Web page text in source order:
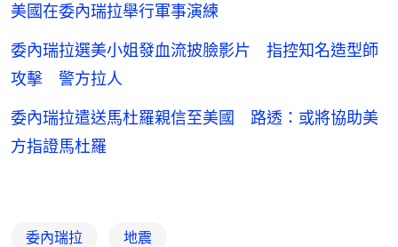
美國在委內瑞拉舉行軍事演練
委內瑞拉選美小姐發血流披臉影片 指控知名造型師
攻擊 警方拉人
委內瑞拉遣送馬杜羅親信至美國 路透：或將協助美
方指證馬杜羅
委內瑞拉 地震